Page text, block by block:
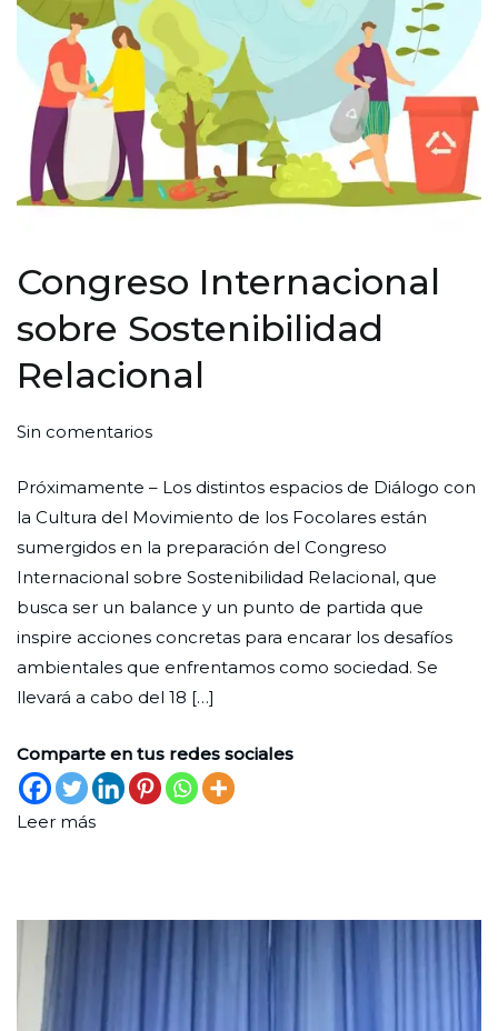
Congreso Internacional
sobre Sostenibilidad
Relacional
Por
Ciudad
Nueva
Publicada
30
de
abril
de
2024
Publicada
Formación
Sin comentariosen
Internacional
sobre
Sostenibilidad
Relacional
Próximamente – Los distintos espacios de Diálogo con
la Cultura del Movimiento de los Focolares están
sumergidos en la preparación del Congreso
Internacional sobre Sostenibilidad Relacional, que
busca ser un balance y un punto de partida que
inspire acciones concretas para encarar los desafíos
ambientales que enfrentamos como sociedad. Se
llevará a cabo del 18 […]
Comparte en tus redes sociales
Leer más